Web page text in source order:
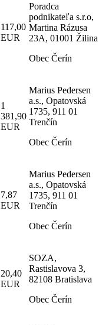
117,00
EUR
Poradca
podnikateľa s.r.o,
Martina Rázusa
23A, 01001 Žilina
Obec Čerín
1
381,90
EUR
Marius Pedersen
a.s., Opatovská
1735, 911 01
Trenčín
Obec Čerín
7,87
EUR
Marius Pedersen
a.s., Opatovská
1735, 911 01
Trenčín
Obec Čerín
20,40
EUR
SOZA,
Rastislavova 3,
82108 Bratislava
Obec Čerín